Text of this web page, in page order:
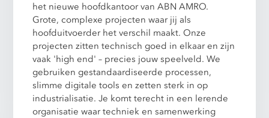
het nieuwe hoofdkantoor van ABN AMRO.
Grote, complexe projecten waar jij als
hoofduitvoerder het verschil maakt. Onze
projecten zitten technisch goed in elkaar en zijn
vaak 'high end' – precies jouw speelveld. We
gebruiken gestandaardiseerde processen,
slimme digitale tools en zetten sterk in op
industrialisatie. Je komt terecht in een lerende
organisatie waar techniek en samenwerking